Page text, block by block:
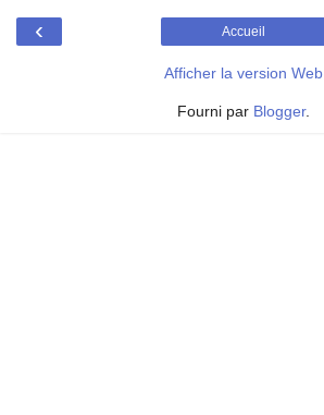
‹ Accueil
Afficher la version Web
Fourni par Blogger.